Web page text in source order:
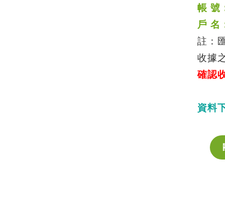
帳 號
戶 名
註：
收據
確認
資料